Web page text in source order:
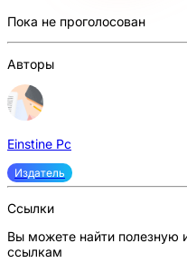
Пока не проголосован
Авторы
Einstine Pc
Издатель
Ссылки
Вы можете найти полезную
ссылкам